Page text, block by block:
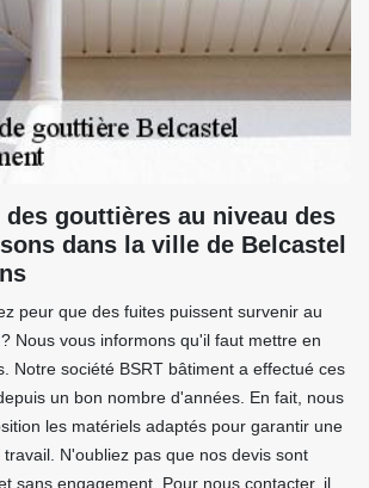
gouttières au niveau des
dans la ville de Belcastel
peur que des fuites puissent survenir au
Nous vous informons qu'il faut mettre en
Notre société BSRT bâtiment a effectué ces
un bon nombre d'années. En fait, nous
les matériels adaptés pour garantir une
N'oubliez pas que nos devis sont
sans engagement. Pour nous contacter, il